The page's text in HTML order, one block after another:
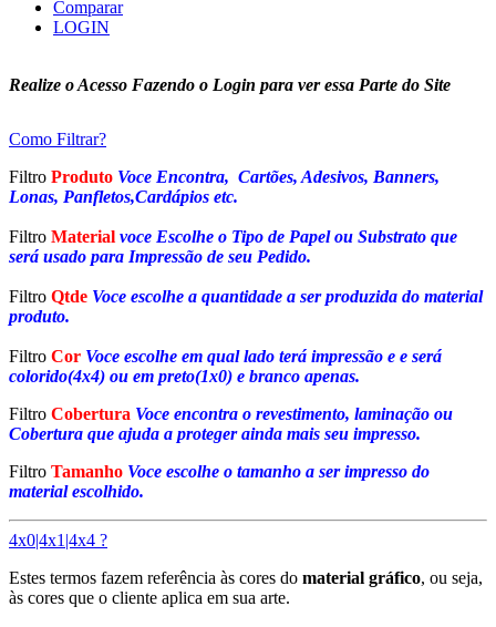
Comparar
LOGIN
Realize o Acesso Fazendo o Login para ver essa Parte do Site
Como Filtrar?
Filtro Produto Voce Encontra, Cartões, Adesivos, Banners,
Lonas, Panfletos,Cardápios etc.
Filtro Material voce Escolhe o Tipo de Papel ou Substrato que
será usado para Impressão de seu Pedido.
Filtro Qtde Voce escolhe a quantidade a ser produzida do material
produto.
Filtro Cor Voce escolhe em qual lado terá impressão e e será
colorido(4x4) ou em preto(1x0) e branco apenas.
Filtro Cobertura Voce encontra o revestimento, laminação ou
Cobertura que ajuda a proteger ainda mais seu impresso.
Filtro Tamanho Voce escolhe o tamanho a ser impresso do
material escolhido.
4x0|4x1|4x4 ?
Estes termos fazem referência às cores do material gráfico, ou seja,
às cores que o cliente aplica em sua arte.